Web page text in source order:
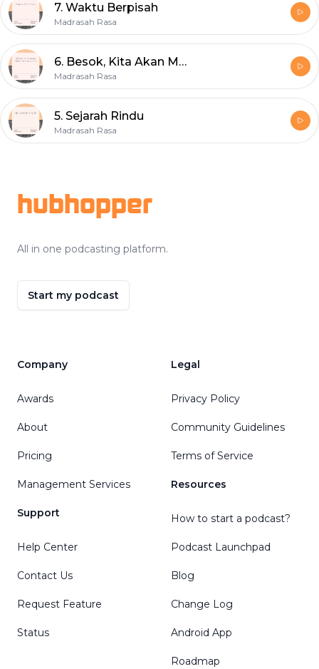
7. Waktu Berpisah
Madrasah Rasa
6. Besok, Kita Akan Mencintainya Lagi
Madrasah Rasa
5. Sejarah Rindu
Madrasah Rasa
hubhopper
All in one podcasting platform.
Start my podcast
Company
Awards
About
Pricing
Management Services
Support
Help Center
Contact Us
Request Feature
Status
Legal
Privacy Policy
Community Guidelines
Terms of Service
Resources
How to start a podcast?
Podcast Launchpad
Blog
Change Log
Android App
Roadmap